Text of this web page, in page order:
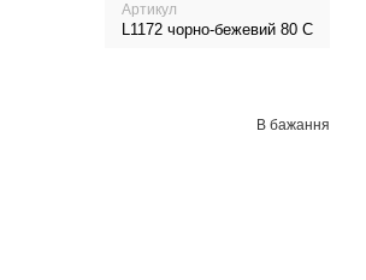
Артикул
L1172 чорно-бежевий 80 С
В бажання